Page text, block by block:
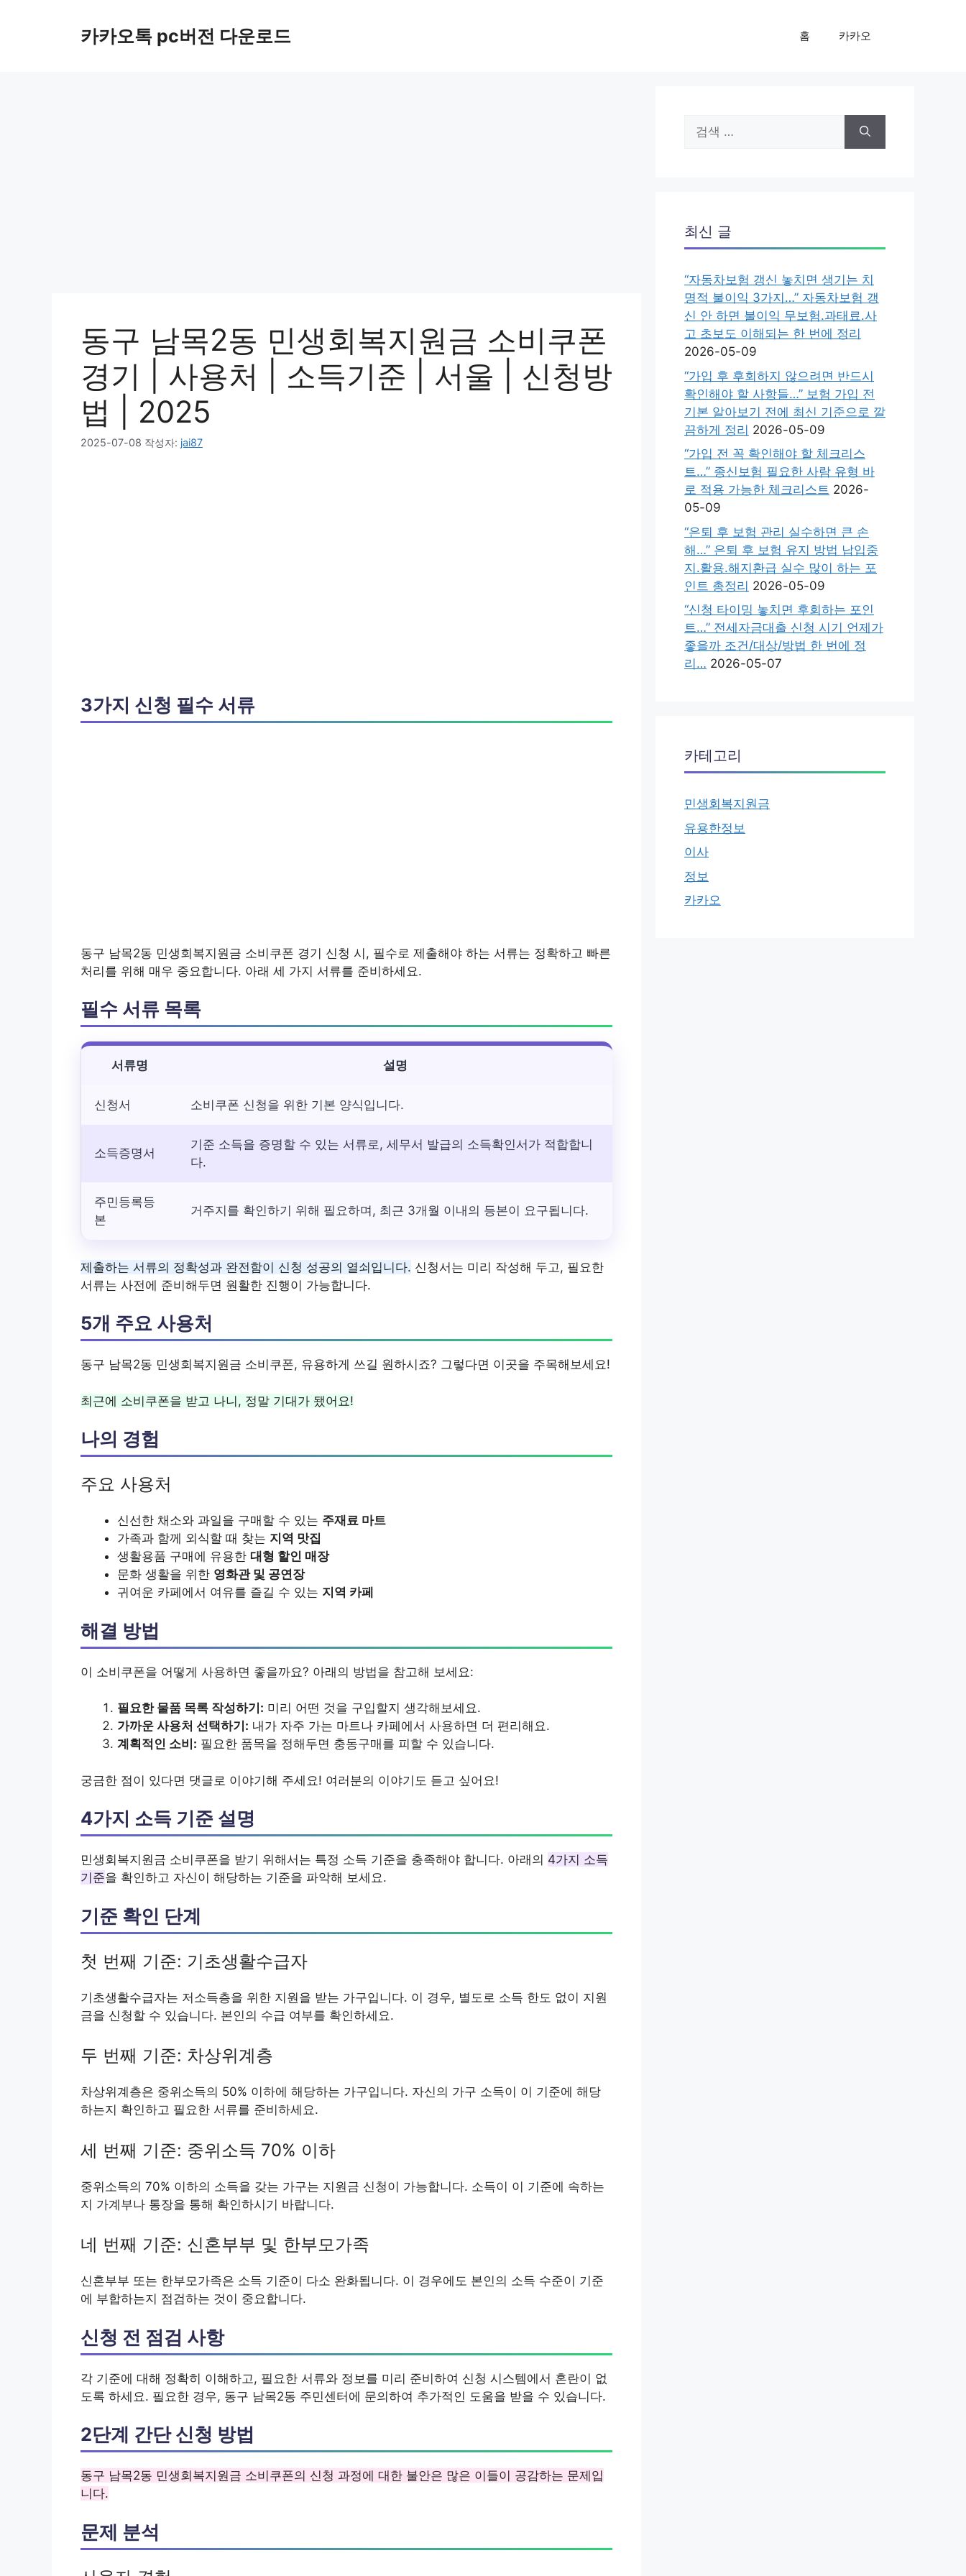
카카오톡 pc버전 다운로드 홈 카카오
동구 남목2동 민생회복지원금 소비쿠폰
경기 | 사용처 | 소득기준 | 서울 | 신청방
법 | 2025
2025-07-08 작성자: jai87
3가지 신청 필수 서류
동구 남목2동 민생회복지원금 소비쿠폰 경기 신청 시, 필수로 제출해야 하는 서류는 정확하고 빠른
처리를 위해 매우 중요합니다. 아래 세 가지 서류를 준비하세요.
필수 서류 목록
서류명 설명
신청서 소비쿠폰 신청을 위한 기본 양식입니다.
소득증명서
기준 소득을 증명할 수 있는 서류로, 세무서 발급의 소득확인서가 적합합니
다.
주민등록등
본
거주지를 확인하기 위해 필요하며, 최근 3개월 이내의 등본이 요구됩니다.
제출하는 서류의 정확성과 완전함이 신청 성공의 열쇠입니다. 신청서는 미리 작성해 두고, 필요한
서류는 사전에 준비해두면 원활한 진행이 가능합니다.
5개 주요 사용처
동구 남목2동 민생회복지원금 소비쿠폰, 유용하게 쓰길 원하시죠? 그렇다면 이곳을 주목해보세요!
최근에 소비쿠폰을 받고 나니, 정말 기대가 됐어요!
나의 경험
주요 사용처
신선한 채소와 과일을 구매할 수 있는 주재료 마트
가족과 함께 외식할 때 찾는 지역 맛집
생활용품 구매에 유용한 대형 할인 매장
문화 생활을 위한 영화관 및 공연장
귀여운 카페에서 여유를 즐길 수 있는 지역 카페
해결 방법
이 소비쿠폰을 어떻게 사용하면 좋을까요? 아래의 방법을 참고해 보세요:
필요한 물품 목록 작성하기: 미리 어떤 것을 구입할지 생각해보세요.
가까운 사용처 선택하기: 내가 자주 가는 마트나 카페에서 사용하면 더 편리해요.
계획적인 소비: 필요한 품목을 정해두면 충동구매를 피할 수 있습니다.
궁금한 점이 있다면 댓글로 이야기해 주세요! 여러분의 이야기도 듣고 싶어요!
4가지 소득 기준 설명
민생회복지원금 소비쿠폰을 받기 위해서는 특정 소득 기준을 충족해야 합니다. 아래의 4가지 소득
기준을 확인하고 자신이 해당하는 기준을 파악해 보세요.
기준 확인 단계
첫 번째 기준: 기초생활수급자
기초생활수급자는 저소득층을 위한 지원을 받는 가구입니다. 이 경우, 별도로 소득 한도 없이 지원
금을 신청할 수 있습니다. 본인의 수급 여부를 확인하세요.
두 번째 기준: 차상위계층
차상위계층은 중위소득의 50% 이하에 해당하는 가구입니다. 자신의 가구 소득이 이 기준에 해당
하는지 확인하고 필요한 서류를 준비하세요.
세 번째 기준: 중위소득 70% 이하
중위소득의 70% 이하의 소득을 갖는 가구는 지원금 신청이 가능합니다. 소득이 이 기준에 속하는
지 가계부나 통장을 통해 확인하시기 바랍니다.
네 번째 기준: 신혼부부 및 한부모가족
신혼부부 또는 한부모가족은 소득 기준이 다소 완화됩니다. 이 경우에도 본인의 소득 수준이 기준
에 부합하는지 점검하는 것이 중요합니다.
신청 전 점검 사항
각 기준에 대해 정확히 이해하고, 필요한 서류와 정보를 미리 준비하여 신청 시스템에서 혼란이 없
도록 하세요. 필요한 경우, 동구 남목2동 주민센터에 문의하여 추가적인 도움을 받을 수 있습니다.
2단계 간단 신청 방법
동구 남목2동 민생회복지원금 소비쿠폰의 신청 과정에 대한 불안은 많은 이들이 공감하는 문제입
니다.
문제 분석
색:
최신 글
“자동차보험 갱신 놓치면 생기는 치
명적 불이익 3가지…” 자동차보험 갱
신 안 하면 불이익 무보험.과태료.사
고 초보도 이해되는 한 번에 정리
2026-05-09
“가입 후 후회하지 않으려면 반드시
확인해야 할 사항들…” 보험 가입 전
기본 알아보기 전에 최신 기준으로 깔
끔하게 정리 2026-05-09
“가입 전 꼭 확인해야 할 체크리스
트…” 종신보험 필요한 사람 유형 바
로 적용 가능한 체크리스트 2026-
05-09
“은퇴 후 보험 관리 실수하면 큰 손
해…” 은퇴 후 보험 유지 방법 납입중
지.활용.해지환급 실수 많이 하는 포
인트 총정리 2026-05-09
“신청 타이밍 놓치면 후회하는 포인
트…” 전세자금대출 신청 시기 언제가
좋을까 조건/대상/방법 한 번에 정
리… 2026-05-07
카테고리
민생회복지원금
유용한정보
이사
정보
카카오